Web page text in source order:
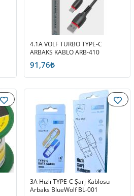
4.1A VOLF TURBO TYPE-C
ARBAKS KABLO ARB-410
91,76₺
3A Hızlı TYPE-C Şarj Kablosu
Arbaks BlueWolf BL-001